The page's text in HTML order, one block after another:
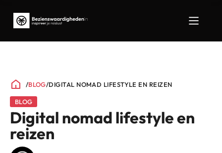
/BLOG/DIGITAL NOMAD LIFESTYLE EN REIZEN
BLOG
Digital nomad lifestyle en
reizen